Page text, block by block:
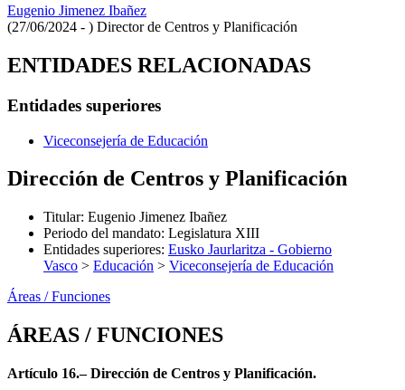
Eugenio Jimenez Ibañez
(27/06/2024 - ) Director de Centros y Planificación
ENTIDADES RELACIONADAS
Entidades superiores
Viceconsejería de Educación
Dirección de Centros y Planificación
Titular: Eugenio Jimenez Ibañez
Periodo del mandato: Legislatura XIII
Entidades superiores: Eusko Jaurlaritza - Gobierno
Vasco > Educación > Viceconsejería de Educación
Áreas / Funciones
ÁREAS / FUNCIONES
Artículo 16.– Dirección de Centros y Planificación.